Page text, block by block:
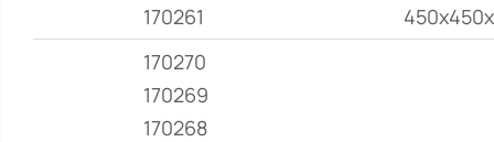
170261
170270
170269
170268